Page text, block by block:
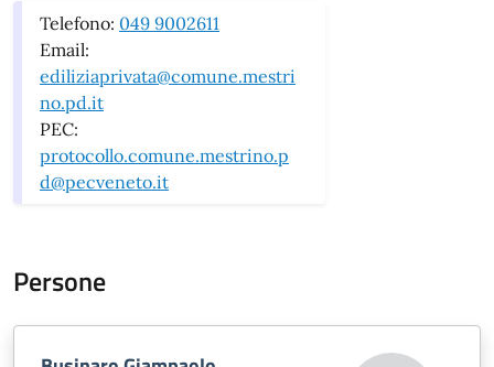
Telefono: 049 9002611
Email:
ediliziaprivata@comune.mestri
no.pd.it
PEC:
protocollo.comune.mestrino.p
d@pecveneto.it
Persone